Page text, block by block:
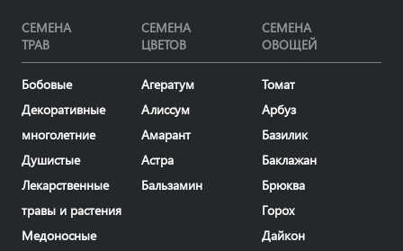
СЕМЕНА
ТРАВ
СЕМЕНА
ЦВЕТОВ
СЕМЕНА
ОВОЩЕЙ
Бобовые
Декоративные
многолетние
Душистые
Лекарственные
травы и растения
Медоносные
Агератум
Алиссум
Амарант
Астра
Бальзамин
Томат
Арбуз
Базилик
Баклажан
Брюква
Горох
Дайкон